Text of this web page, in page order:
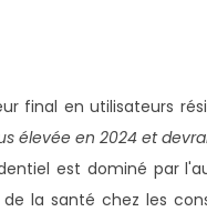
final en utilisateurs
élevée en 2024 et
est dominé par
la santé chez les